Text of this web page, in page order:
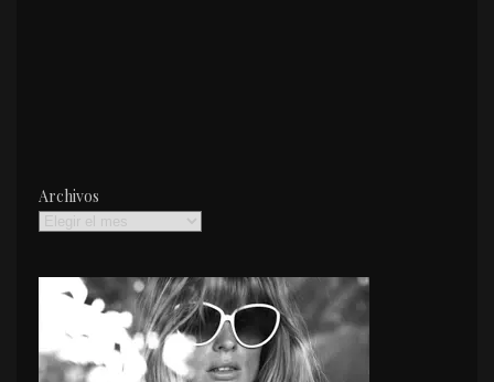
Archivos